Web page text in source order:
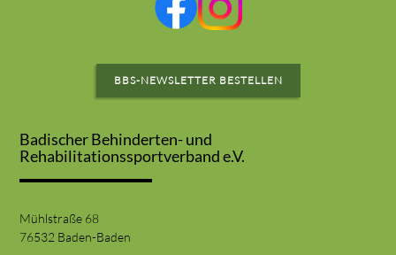
BBS-NEWSLETTER BESTELLEN
Badischer Behinderten- und
Rehabilitationssportverband e.V.
Mühlstraße 68
76532 Baden-Baden